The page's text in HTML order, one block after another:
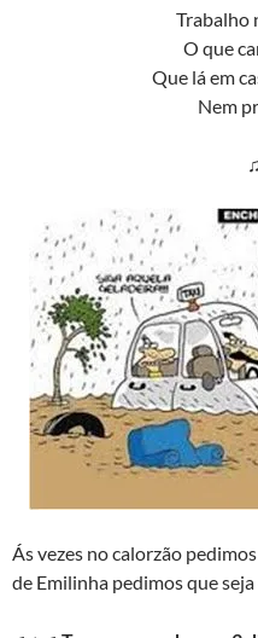
Trabalho
O que
Que lá em
Nem
Ás vezes no calorzão
de Emilinha pedimos que